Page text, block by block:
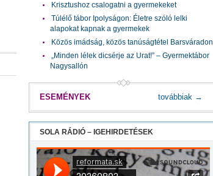
Krisztushoz csalogatni a gyermekeket
Túlélő tábor Ipolyságon: Életre szóló lelki
alapokat kapnak a gyermekek
Közös imádság, közös tanúságtétel Barsváradon
„Minden lélek dicsérje az Urat!” – Gyermektábor
Nagysallón
ESEMÉNYEK továbbiak →
SOLA RÁDIÓ – IGEHIRDETÉSEK